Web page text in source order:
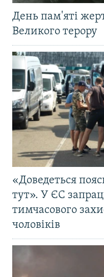
День пам'яті
Великого терору
«Доведеться
тут». У ЄС
тимчасового
чоловіків